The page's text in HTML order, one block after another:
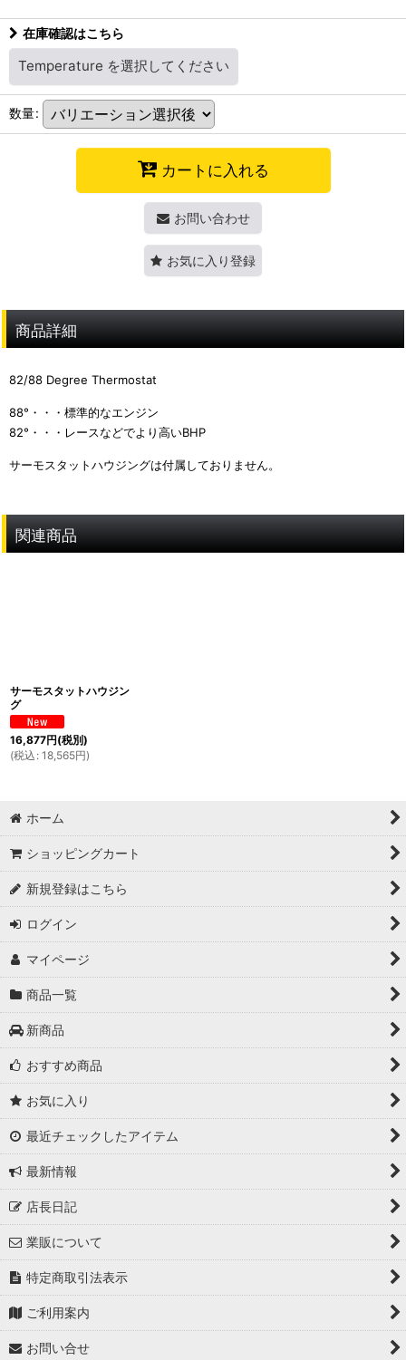
在庫確認はこちら
Temperature を選択してください
数量:
カートに入れる
お問い合わせ
お気に入り登録
商品詳細
82/88 Degree Thermostat
88°・・・標準的なエンジン
82°・・・レースなどでより高いBHP
サーモスタットハウジングは付属しておりません。
関連商品
サーモスタットハウジン
グ
16,877円(税別)
(税込 : 18,565円)
ホーム
ショッピングカート
新規登録はこちら
ログイン
マイページ
商品一覧
新商品
おすすめ商品
お気に入り
最近チェックしたアイテム
最新情報
店長日記
業販について
特定商取引法表示
ご利用案内
お問い合せ